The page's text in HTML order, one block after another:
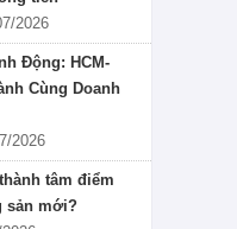
2026
Động: HCM-
Cùng Doanh
2026
tâm điểm
sản mới?